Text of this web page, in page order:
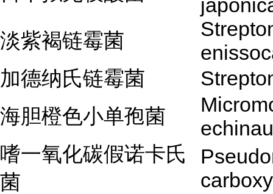
淡紫褐链霉菌
加德纳氏链霉菌
海胆橙色小单孢菌
嗜一氧化碳假诺卡氏
菌